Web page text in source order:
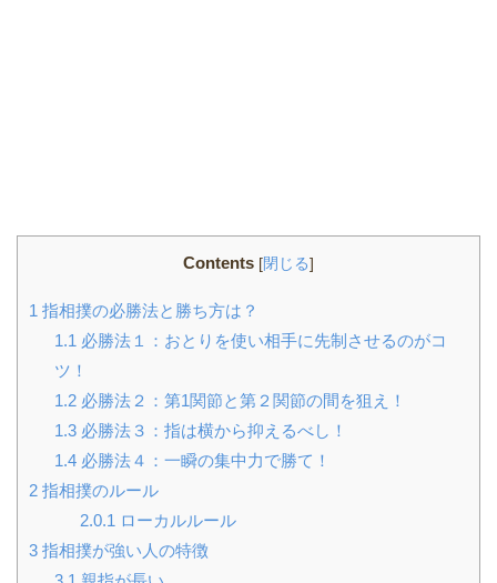
Contents [閉じる]
1 指相撲の必勝法と勝ち方は？
1.1 必勝法１：おとりを使い相手に先制させるのがコ
ツ！
1.2必勝法２：第1関節と第２関節の間を狙え！
1.3必勝法３：指は横から抑えるべし！
1.4必勝法４：一瞬の集中力で勝て！
2 指相撲のルール
2.0.1 ローカルルール
3 指相撲が強い人の特徴